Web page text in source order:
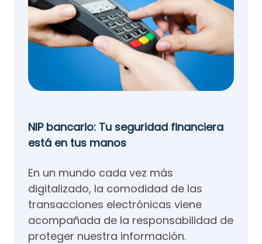
NIP bancario: Tu seguridad financiera
está en tus manos
En un mundo cada vez más
digitalizado, la comodidad de las
transacciones electrónicas viene
acompañada de la responsabilidad de
proteger nuestra información.